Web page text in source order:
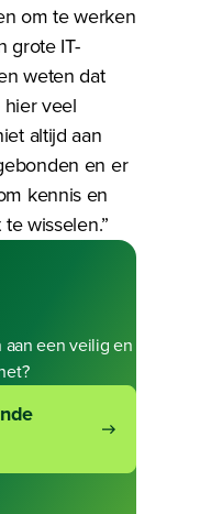
om te werken
grote IT-
weten dat
hier veel
altijd aan
en er
kennis en
wisselen.”
aan een veilig en